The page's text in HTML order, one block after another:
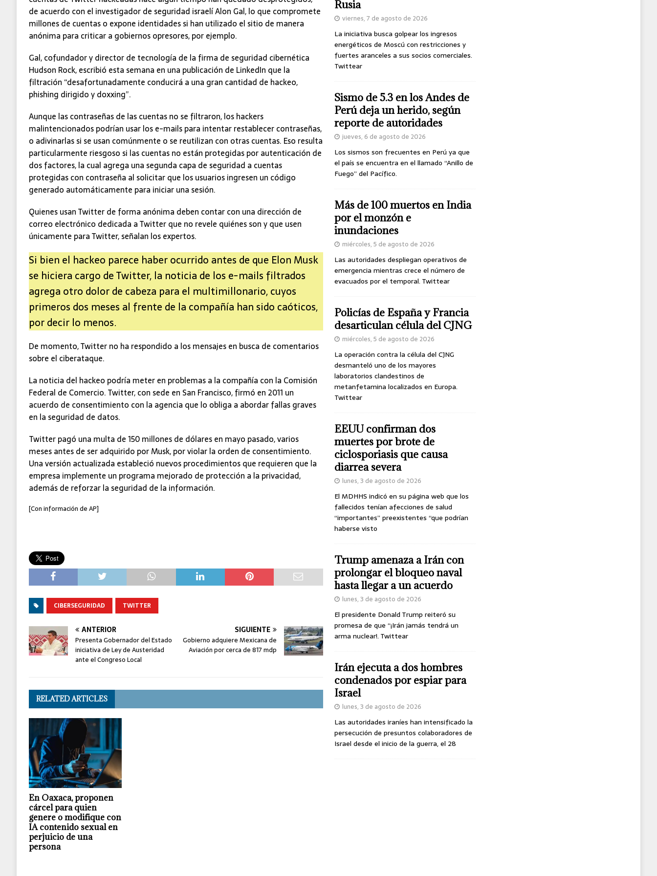
de acuerdo con el investigador de seguridad israelí Alon Gal, lo que compromete
millones de cuentas o expone identidades si han utilizado el sitio de manera
anónima para criticar a gobiernos opresores, por ejemplo.
Gal, cofundador y director de tecnología de la firma de seguridad cibernética
Hudson Rock, escribió esta semana en una publicación de LinkedIn que la
filtración “desafortunadamente conducirá a una gran cantidad de hackeo,
phishing dirigido y doxxing”.
Aunque las contraseñas de las cuentas no se filtraron, los hackers
malintencionados podrían usar los e-mails para intentar restablecer contraseñas,
o adivinarlas si se usan comúnmente o se reutilizan con otras cuentas. Eso resulta
particularmente riesgoso si las cuentas no están protegidas por autenticación de
dos factores, la cual agrega una segunda capa de seguridad a cuentas
protegidas con contraseña al solicitar que los usuarios ingresen un código
generado automáticamente para iniciar una sesión.
Quienes usan Twitter de forma anónima deben contar con una dirección de
correo electrónico dedicada a Twitter que no revele quiénes son y que usen
únicamente para Twitter, señalan los expertos.
Si bien el hackeo parece haber ocurrido antes de que Elon Musk
se hiciera cargo de Twitter, la noticia de los e-mails filtrados
agrega otro dolor de cabeza para el multimillonario, cuyos
primeros dos meses al frente de la compañía han sido caóticos,
por decir lo menos.
De momento, Twitter no ha respondido a los mensajes en busca de comentarios
sobre el ciberataque.
La noticia del hackeo podría meter en problemas a la compañía con la Comisión
Federal de Comercio. Twitter, con sede en San Francisco, firmó en 2011 un
acuerdo de consentimiento con la agencia que lo obliga a abordar fallas graves
en la seguridad de datos.
Twitter pagó una multa de 150 millones de dólares en mayo pasado, varios
meses antes de ser adquirido por Musk, por violar la orden de consentimiento.
Una versión actualizada estableció nuevos procedimientos que requieren que la
empresa implemente un programa mejorado de protección a la privacidad,
además de reforzar la seguridad de la información.
[Con información de AP]
CIBERSEGURIDAD TWITTER
ANTERIOR
Presenta Gobernador del Estado
iniciativa de Ley de Austeridad
ante el Congreso Local
SIGUIENTE
Gobierno adquiere Mexicana de
Aviación por cerca de 817 mdp
RELATED ARTICLES
En Oaxaca, proponen
cárcel para quien
genere o modifique con
IA contenido sexual en
perjuicio de una
persona
Rusia
viernes, 7 de agosto de 2026
La iniciativa busca golpear los ingresos
energéticos de Moscú con restricciones y
fuertes aranceles a sus socios comerciales.
Twittear
Sismo de 5.3 en los Andes de
Perú deja un herido, según
reporte de autoridades
jueves, 6 de agosto de 2026
Los sismos son frecuentes en Perú ya que
el país se encuentra en el llamado “Anillo de
Fuego” del Pacífico.
Más de 100 muertos en India
por el monzón e
inundaciones
miércoles, 5 de agosto de 2026
Las autoridades despliegan operativos de
emergencia mientras crece el número de
evacuados por el temporal. Twittear
Policías de España y Francia
desarticulan célula del CJNG
miércoles, 5 de agosto de 2026
La operación contra la célula del CJNG
desmanteló uno de los mayores
laboratorios clandestinos de
metanfetamina localizados en Europa.
Twittear
EEUU confirman dos
muertes por brote de
ciclosporiasis que causa
diarrea severa
lunes, 3 de agosto de 2026
El MDHHS indicó en su página web que los
fallecidos tenían afecciones de salud
“importantes” preexistentes “que podrían
haberse visto
Trump amenaza a Irán con
prolongar el bloqueo naval
hasta llegar a un acuerdo
lunes, 3 de agosto de 2026
El presidente Donald Trump reiteró su
promesa de que “¡Irán jamás tendrá un
arma nuclear!. Twittear
Irán ejecuta a dos hombres
condenados por espiar para
Israel
lunes, 3 de agosto de 2026
Las autoridades iraníes han intensificado la
persecución de presuntos colaboradores de
Israel desde el inicio de la guerra, el 28